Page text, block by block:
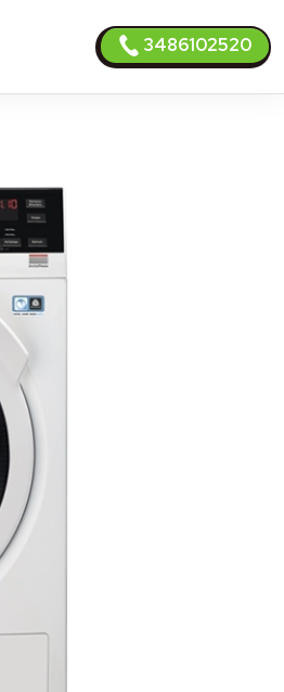
3486102520